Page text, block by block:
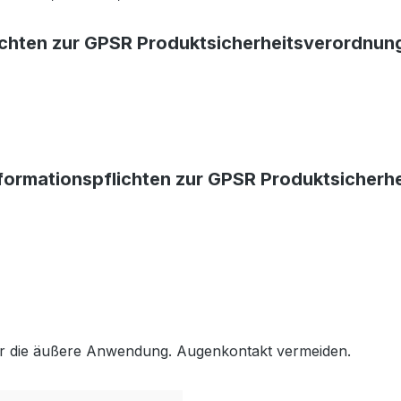
zur GPSR
zur GPSR
äußere Anwendung. Augenkontakt vermeiden.